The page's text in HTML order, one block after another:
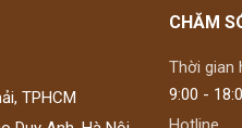
TPHCM
CHĂM
Thời gian
9:00 -